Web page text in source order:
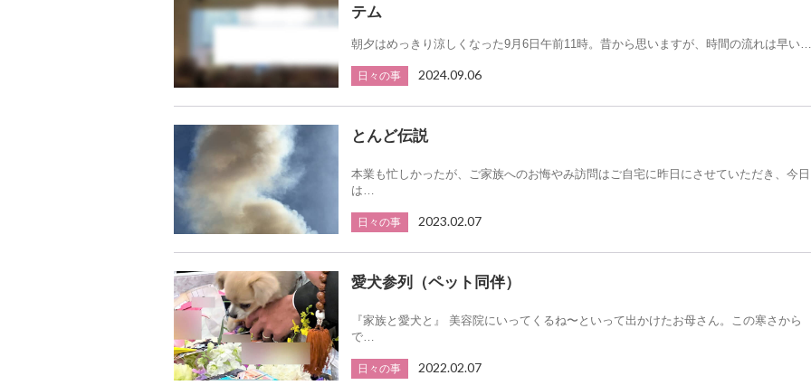
テム
朝夕はめっきり涼しくなった9月6日午前11時。昔から思いますが、時間の流れは早い
日々の事 2024.09.06
とんど伝説
本業も忙しかったが、ご家族へのお悔やみ訪問はご自宅に昨日にさせていただき、今日
は…
日々の事 2023.02.07
愛犬参列（ペット同伴）
『家族と愛犬と』 美容院にいってくるね〜といって出かけたお母さん。この寒さから
で…
日々の事 2022.02.07